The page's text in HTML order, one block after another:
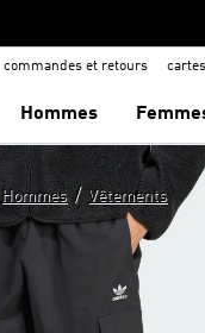
commandes et retours
Hommes
Hommes / Vêtements